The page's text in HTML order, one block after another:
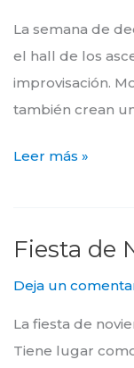
La semana de
el hall de los
improvisación.
también crean
Leer más »
Fiesta de
Deja un
La fiesta de
Tiene lugar
Fiesta